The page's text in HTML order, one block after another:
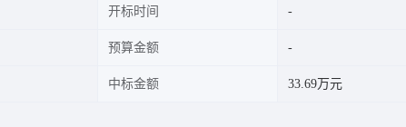
开标时间
预算金额
中标金额 33.69万元